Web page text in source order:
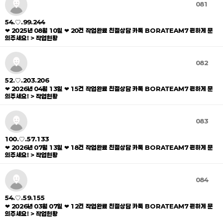
081
54.♡.99.244
❤ 2025년 08월 10일 ❤ 20건 작업완료 친절상담 카톡 BORATEAM7 편하게 문
의주세요! > 작업현황
082
52.♡.203.206
❤ 2026년 04월 13일 ❤ 15건 작업완료 친절상담 카톡 BORATEAM7 편하게 문
의주세요! > 작업현황
083
100.♡.57.133
❤ 2026년 07월 13일 ❤ 18건 작업완료 친절상담 카톡 BORATEAM7 편하게 문
의주세요! > 작업현황
084
54.♡.59.155
❤ 2026년 03월 07일 ❤ 12건 작업완료 친절상담 카톡 BORATEAM7 편하게 문
의주세요! > 작업현황